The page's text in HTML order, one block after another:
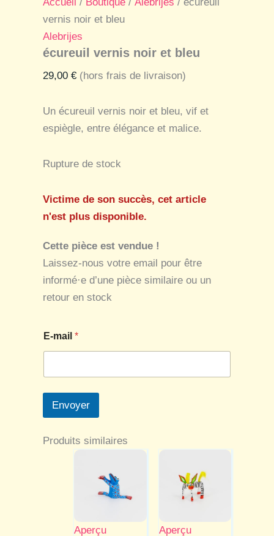
Accueil / Boutique / Alebrijes / écureuil
vernis noir et bleu
Alebrijes
écureuil vernis noir et bleu
29,00 € (hors frais de livraison)
Un écureuil vernis noir et bleu, vif et
espiègle, entre élégance et malice.
Rupture de stock
Victime de son succès, cet article
n'est plus disponible.
Cette pièce est vendue !
Laissez-nous votre email pour être
informé·e d’une pièce similaire ou un
retour en stock
-
m
E-mail *
Envoyer
Produits similaires
Aperçu Aperçu